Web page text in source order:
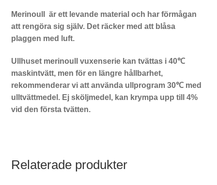
Merinoull är ett levande material och har förmågan
att rengöra sig själv. Det räcker med att blåsa
plaggen med luft.
Ullhuset merinoull vuxenserie kan tvättas i 40℃
maskintvätt, men för en längre hållbarhet,
rekommenderar vi att använda ullprogram 30℃ med
ulltvättmedel. Ej sköljmedel, kan krympa upp till 4%
vid den första tvätten.
Relaterade produkter